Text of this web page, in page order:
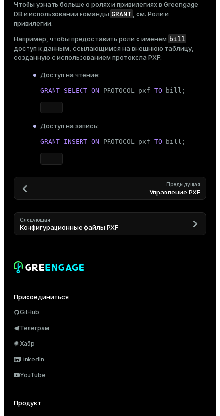
Чтобы узнать больше о ролях и привилегиях в Greengage
DB и использовании команды GRANT , см. Роли и
привилегии.
Например, чтобы предоставить роли с именем bill
доступ к данным, ссылающимся на внешнюю таблицу,
созданную с использованием протокола PXF:
Доступ на чтение:
GRANT SELECT ON PROTOCOL pxf TO bill;
Доступ на запись:
GRANT INSERT ON PROTOCOL pxf TO bill;
Предыдущая
Управление PXF
Следующая
Конфигурационные файлы PXF
Присоединиться
GitHub
Телеграм
Хабр
LinkedIn
YouTube
Продукт